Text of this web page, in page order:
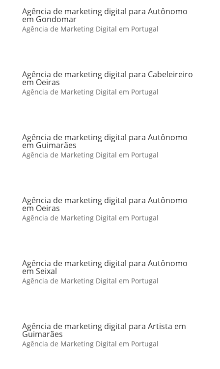
Agência de marketing digital para Autônomo
em Gondomar
Agência de Marketing Digital em Portugal
Agência de marketing digital para Cabeleireiro
em Oeiras
Agência de Marketing Digital em Portugal
Agência de marketing digital para Autônomo
em Guimarães
Agência de Marketing Digital em Portugal
Agência de marketing digital para Autônomo
em Oeiras
Agência de Marketing Digital em Portugal
Agência de marketing digital para Autônomo
em Seixal
Agência de Marketing Digital em Portugal
Agência de marketing digital para Artista em
Guimarães
Agência de Marketing Digital em Portugal